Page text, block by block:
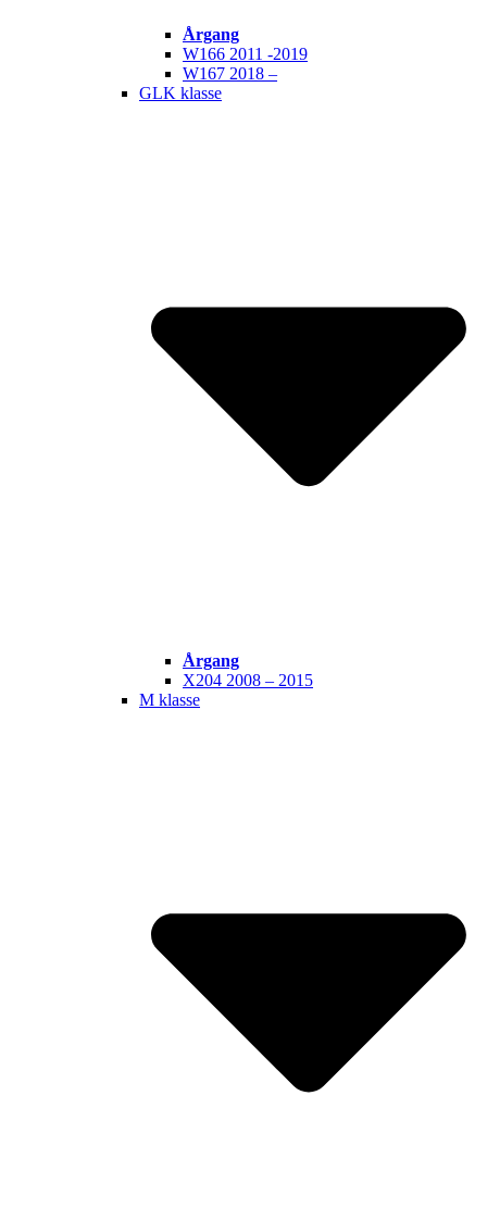
Årgang
W166 2011 -2019
W167 2018 –
GLK klasse
Årgang
X204 2008 – 2015
M klasse